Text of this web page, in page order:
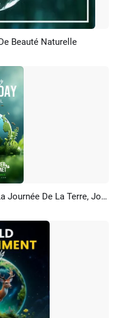
Créer IA
Beauté Naturelle
Créer IA Affiche « Joyeux Monde » Pour La Journée De La Terre, Journée De L'environnement, Avec Globe, Herbe Verte, Histoire De La Nature